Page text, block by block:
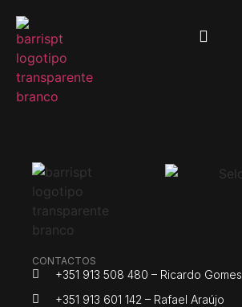
CONTACTOS
+351 913 508 480 – Ricardo Gomes
+351 913 601 142 – Rafael Araújo